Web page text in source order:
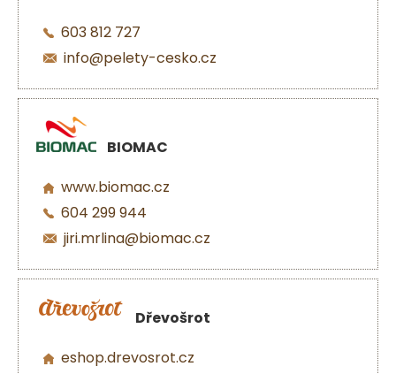
603 812 727
info@pelety-cesko.cz
BIOMAC
www.biomac.cz
604 299 944
jiri.mrlina@biomac.cz
Dřevošrot
eshop.drevosrot.cz